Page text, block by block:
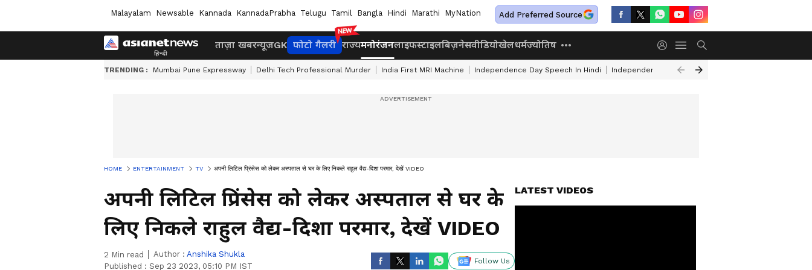
Malayalam Newsable Kannada KannadaPrabha Telugu Tamil Bangla Hindi Marathi MyNation Add Preferred Source
ताज़ा खबरन्यूजGK फोटो गैलरी राज्यमनोरंजनलाइफस्टाइलबिज़नेसवीडियोखेलधर्मज्योतिष
TRENDING : Mumbai Pune Expressway Delhi Tech Professional Murder India First MRI Machine Independence Day Speech In Hindi Independence Day Patriotic Poems
HOME ENTERTAINMENT TV अपनी लिटिल प्रिंसेस को लेकर अस्पताल से घर के लिए निकले राहुल वैद्य-दिशा परमार, देखें VIDEO
अपनी लिटिल प्रिंसेस को लेकर अस्पताल से घर के
लिए निकले राहुल वैद्य-दिशा परमार, देखें VIDEO
2 Min read Author : Anshika Shukla
Published : Sep 23 2023, 05:10 PM IST
Follow Us
LATEST VIDEOS